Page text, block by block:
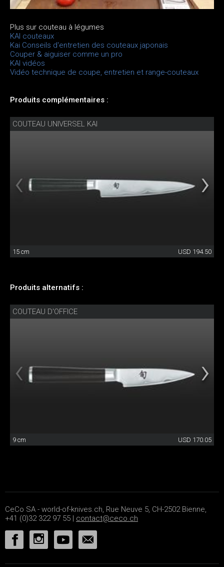
Plus sur couteau à légumes
KAI couteaux
Kai Conseils d'entretien des couteaux japonais
Couper & aiguiser comme un pro
KAI vidéos
Vidéo technique de coupe, entretien et range-couteaux
Produits complémentaires :
COUTEAU UNIVERSEL KAI
15 cm USD 194.50
Produits alternatifs :
COUTEAU D'OFFICE
9 cm USD 170.05
CeCo SA - world-of-knives.ch, Rue Neuve 5, CH-2502 Bienne,
+41 (0)32 322 97 55 | contact@ceco.ch